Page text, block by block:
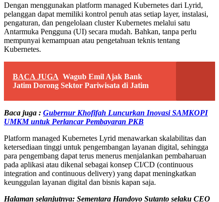
Dengan menggunakan platform managed Kubernetes dari Lyrid,
pelanggan dapat memiliki kontrol penuh atas setiap layer, instalasi,
pengaturan, dan pengelolaan cluster Kubernetes melalui satu
Antarmuka Pengguna (UI) secara mudah. Bahkan, tanpa perlu
mempunyai kemampuan atau pengetahuan teknis tentang
Kubernetes.
BACA JUGA Wagub Emil Ajak Bank
Jatim Dorong Sektor Pariwisata di Jatim
Baca juga : Gubernur Khofifah Luncurkan Inovasi SAMKOPI
UMKM untuk Perlancar Pembayaran PKB
Platform managed Kubernetes Lyrid menawarkan skalabilitas dan
ketersediaan tinggi untuk pengembangan layanan digital, sehingga
para pengembang dapat terus menerus menjalankan pembaharuan
pada aplikasi atau dikenal sebagai konsep CI/CD (continuous
integration and continuous delivery) yang dapat meningkatkan
keunggulan layanan digital dan bisnis kapan saja.
Halaman selanjutnya: Sementara Handoyo Sutanto selaku CEO